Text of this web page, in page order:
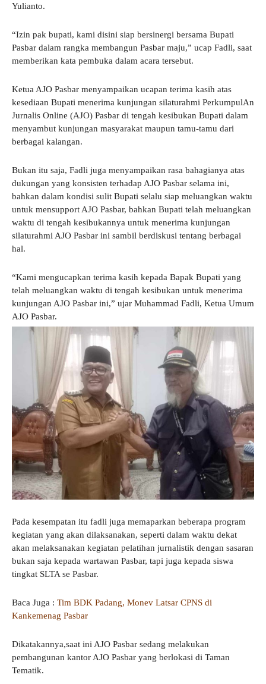
Yulianto.
“Izin pak bupati, kami disini siap bersinergi bersama Bupati
Pasbar dalam rangka membangun Pasbar maju,” ucap Fadli, saat
memberikan kata pembuka dalam acara tersebut.
Ketua AJO Pasbar menyampaikan ucapan terima kasih atas
kesediaan Bupati menerima kunjungan silaturahmi PerkumpulAn
Jurnalis Online (AJO) Pasbar di tengah kesibukan Bupati dalam
menyambut kunjungan masyarakat maupun tamu-tamu dari
berbagai kalangan.
Bukan itu saja, Fadli juga menyampaikan rasa bahagianya atas
dukungan yang konsisten terhadap AJO Pasbar selama ini,
bahkan dalam kondisi sulit Bupati selalu siap meluangkan waktu
untuk mensupport AJO Pasbar, bahkan Bupati telah meluangkan
waktu di tengah kesibukannya untuk menerima kunjungan
silaturahmi AJO Pasbar ini sambil berdiskusi tentang berbagai
hal.
“Kami mengucapkan terima kasih kepada Bapak Bupati yang
telah meluangkan waktu di tengah kesibukan untuk menerima
kunjungan AJO Pasbar ini,” ujar Muhammad Fadli, Ketua Umum
AJO Pasbar.
Pada kesempatan itu fadli juga memaparkan beberapa program
kegiatan yang akan dilaksanakan, seperti dalam waktu dekat
akan melaksanakan kegiatan pelatihan jurnalistik dengan sasaran
bukan saja kepada wartawan Pasbar, tapi juga kepada siswa
tingkat SLTA se Pasbar.
Baca Juga : Tim BDK Padang, Monev Latsar CPNS di
Kankemenag Pasbar
Dikatakannya,saat ini AJO Pasbar sedang melakukan
pembangunan kantor AJO Pasbar yang berlokasi di Taman
Tematik.